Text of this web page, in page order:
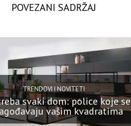
POVEZANI SADRŽAJ
TRENDOVI I NOVITETI
svaki dom: police koje se
vašim kvadratima